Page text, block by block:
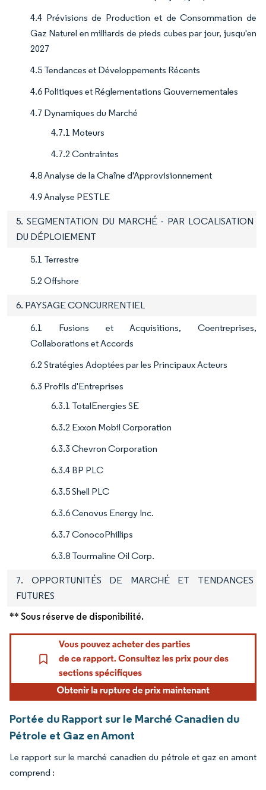
4.4 Prévisions de Production et de Consommation de
Gaz Naturel en milliards de pieds cubes par jour, jusqu'en
2027
4.5 Tendances et Développements Récents
4.6 Politiques et Réglementations Gouvernementales
4.7 Dynamiques du Marché
4.7.1 Moteurs
4.7.2 Contraintes
4.8 Analyse de la Chaîne d'Approvisionnement
4.9 Analyse PESTLE
5. SEGMENTATION DU MARCHÉ - PAR LOCALISATION
DU DÉPLOIEMENT
5.1 Terrestre
5.2 Offshore
6. PAYSAGE CONCURRENTIEL
6.1 Fusions et Acquisitions, Coentreprises,
Collaborations et Accords
6.2 Stratégies Adoptées par les Principaux Acteurs
6.3 Profils d'Entreprises
6.3.1 TotalEnergies SE
6.3.2 Exxon Mobil Corporation
6.3.3 Chevron Corporation
6.3.4 BP PLC
6.3.5 Shell PLC
6.3.6 Cenovus Energy Inc.
6.3.7 ConocoPhillips
6.3.8 Tourmaline Oil Corp.
7. OPPORTUNITÉS DE MARCHÉ ET TENDANCES
FUTURES
** Sous réserve de disponibilité.
Portée du Rapport sur le Marché Canadien du
Pétrole et Gaz en Amont
Le rapport sur le marché canadien du pétrole et gaz en amont
comprend :